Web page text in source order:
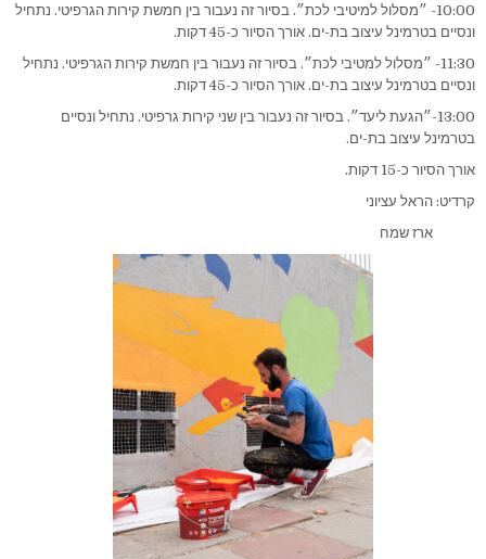
10:00- ״מסלול למיטיבי לכת״. בסיור זה נעבור בין חמשת קירות הגרפיטי. נתחיל
ונסיים בטרמינל עיצוב בת-ים. אורך הסיור כ-45 דקות.
11:30- ״מסלול למטיבי לכת״. בסיור זה נעבור בין חמשת קירות הגרפיטי. נתחיל
ונסיים בטרמינל עיצוב בת-ים. אורך הסיור כ-45 דקות.
13:00-״הגעת ליעד״. בסיור זה נעבור בין שני קירות גרפיטי. נתחיל ונסיים
בטרמינל עיצוב בת-ים.
אורך הסיור כ-15 דקות.
קרדיט: הראל עציוני
ארז שמח